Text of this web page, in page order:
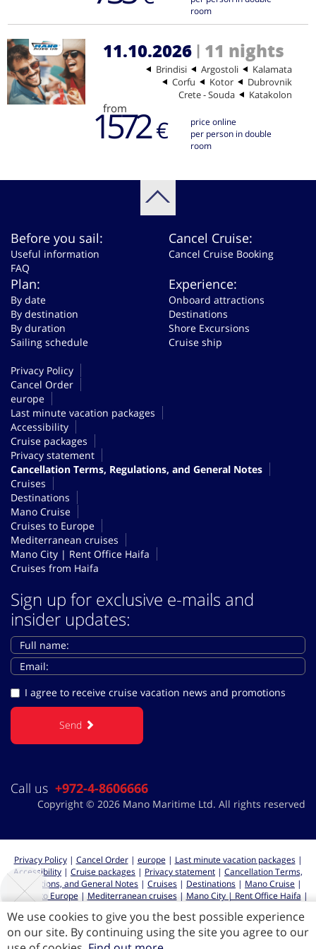
room
11.10.2026 | 11 nights
Kalamata
Argostoli
Brindisi
Dubrovnik
Kotor
Corfu
Katakolon
Crete - Souda
from
1572€
price online
per person in double
room
Before you sail:
Useful information
FAQ
Cancel Cruise:
Cancel Cruise Booking
Plan:
By date
By destination
By duration
Sailing schedule
Experience:
Onboard attractions
Destinations
Shore Excursions
Cruise ship
Privacy Policy
Cancel Order
europe
Last minute vacation packages
Accessibility
Cruise packages
Privacy statement
Cancellation Terms, Regulations, and General Notes
Cruises
Destinations
Mano Cruise
Cruises to Europe
Mediterranean cruises
Mano City | Rent Office Haifa
Cruises from Haifa
Sign up for exclusive e-mails and
insider updates:
I agree to receive cruise vacation news and promotions
Send
Call us +972-4-8606666
Copyright © 2026 Mano Maritime Ltd. All rights reserved
Privacy Policy | Cancel Order | europe | Last minute vacation packages |
Accessibility | Cruise packages | Privacy statement | Cancellation Terms,
Regulations, and General Notes | Cruises | Destinations | Mano Cruise |
Cruises to Europe | Mediterranean cruises | Mano City | Rent Office Haifa |
We use cookies to give you the best possible experience
on our site. By continuing using the site you agree to our